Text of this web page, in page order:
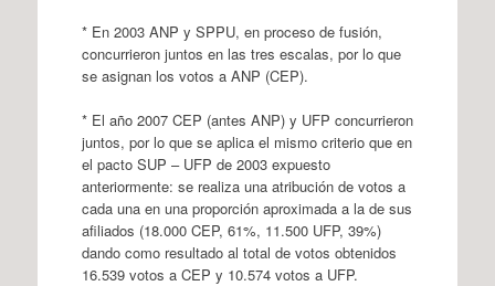
* En 2003 ANP y SPPU, en proceso de fusión,
concurrieron juntos en las tres escalas, por lo que
se asignan los votos a ANP (CEP).
* El año 2007 CEP (antes ANP) y UFP concurrieron
juntos, por lo que se aplica el mismo criterio que en
el pacto SUP – UFP de 2003 expuesto
anteriormente: se realiza una atribución de votos a
cada una en una proporción aproximada a la de sus
afiliados (18.000 CEP, 61%, 11.500 UFP, 39%)
dando como resultado al total de votos obtenidos
16.539 votos a CEP y 10.574 votos a UFP.